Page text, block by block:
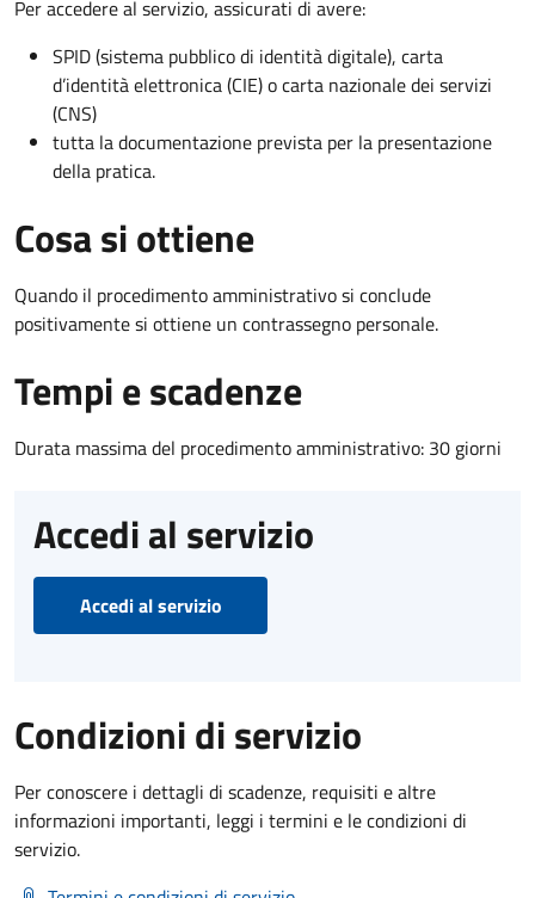
Per accedere al servizio, assicurati di avere:
SPID (sistema pubblico di identità digitale), carta
d’identità elettronica (CIE) o carta nazionale dei servizi
(CNS)
tutta la documentazione prevista per la presentazione
della pratica.
Cosa si ottiene
Quando il procedimento amministrativo si conclude
positivamente si ottiene un contrassegno personale.
Tempi e scadenze
Durata massima del procedimento amministrativo: 30 giorni
Accedi al servizio
Accedi al servizio
Condizioni di servizio
Per conoscere i dettagli di scadenze, requisiti e altre
informazioni importanti, leggi i termini e le condizioni di
servizio.